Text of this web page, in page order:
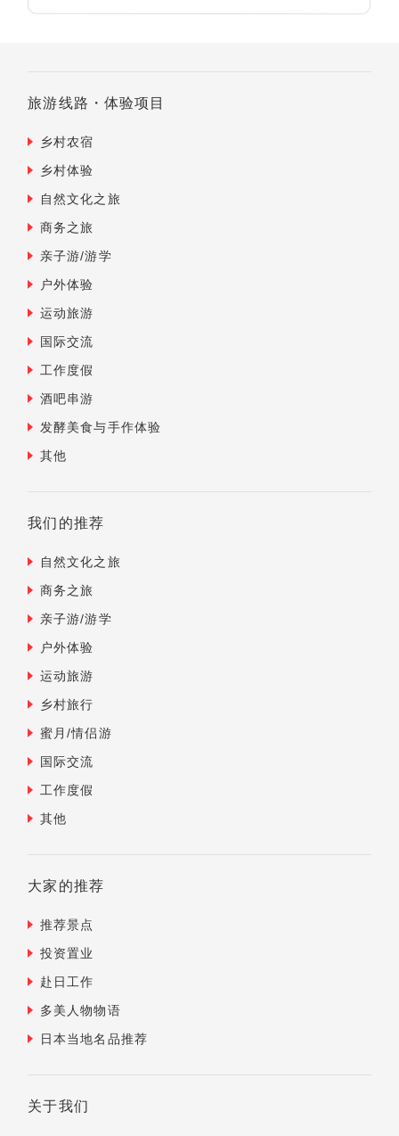
旅游线路・体验项目
乡村农宿
乡村体验
自然文化之旅
商务之旅
亲子游/游学
户外体验
运动旅游
国际交流
工作度假
酒吧串游
发酵美食与手作体验
其他
我们的推荐
自然文化之旅
商务之旅
亲子游/游学
户外体验
运动旅游
乡村旅行
蜜月/情侣游
国际交流
工作度假
其他
大家的推荐
推荐景点
投资置业
赴日工作
多美人物物语
日本当地名品推荐
关于我们